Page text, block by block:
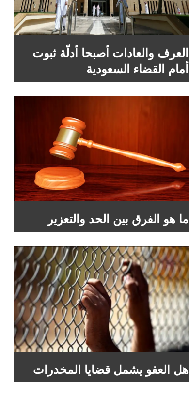
العرف والعادات أصبحا أدلّة ثبوت
أمام القضاء السعودية
ما هو الفرق بين الحد والتعزير
هل العفو يشمل قضايا المخدرات